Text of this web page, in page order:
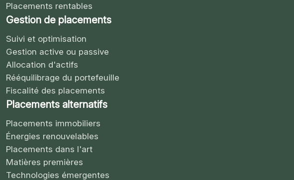
Placements rentables
Gestion de placements
Suivi et optimisation
Gestion active ou passive
Allocation d'actifs
Rééquilibrage du portefeuille
Fiscalité des placements
Placements alternatifs
Placements immobiliers
Énergies renouvelables
Placements dans l'art
Matières premières
Technologies émergentes